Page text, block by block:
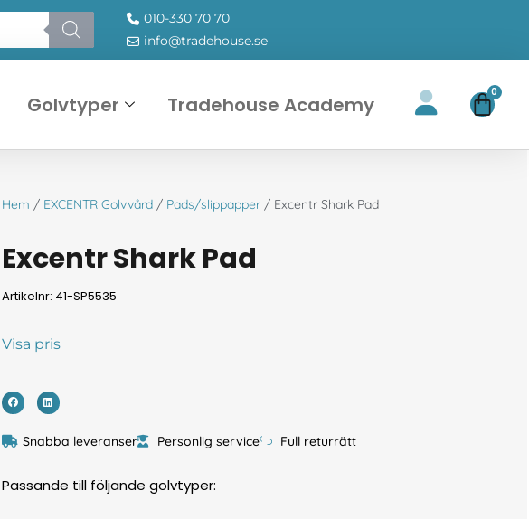
010-330 70 70
info@tradehouse.se
Golvtyper Tradehouse Academy 0
Hem / EXCENTR Golvvård / Pads/slippapper / Excentr Shark Pad
Excentr Shark Pad
Artikelnr: 41-SP5535
Visa pris
Snabba leveranser Personlig service Full returrätt
Passande till följande golvtyper: